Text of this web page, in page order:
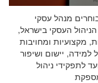
שבוחרים מנהל עסקי
העסקי בישראל,
מקצועיות ומחויבות
יישום ושיפור
לתפקידי ניהול